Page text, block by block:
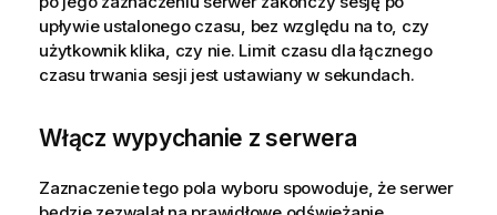
upływie ustalonego czasu, bez względu na to, czy
użytkownik klika, czy nie. Limit czasu dla łącznego
czasu trwania sesji jest ustawiany w sekundach.
Włącz wypychanie z serwera
Zaznaczenie tego pola wyboru spowoduje, że serwer